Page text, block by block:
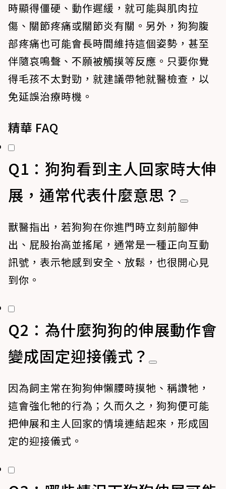
時顯得僵硬、動作遲緩，就可能與肌肉拉
傷、關節疼痛或關節炎有關。另外，狗狗腹
部疼痛也可能會長時間維持這個姿勢，甚至
伴隨哀鳴聲、不願被觸摸等反應。只要你覺
得毛孩不太對勁，就建議帶牠就醫檢查，以
免延誤治療時機。
精華 FAQ
Q1：狗狗看到主人回家時大伸
展，通常代表什麼意思？
獸醫指出，若狗狗在你進門時立刻前腳伸
出、屁股抬高並搖尾，通常是一種正向互動
訊號，表示牠感到安全、放鬆，也很開心見
到你。
Q2：為什麼狗狗的伸展動作會
變成固定迎接儀式？
因為飼主常在狗狗伸懶腰時摸牠、稱讚牠，
這會強化牠的行為；久而久之，狗狗便可能
把伸展和主人回家的情境連結起來，形成固
定的迎接儀式。